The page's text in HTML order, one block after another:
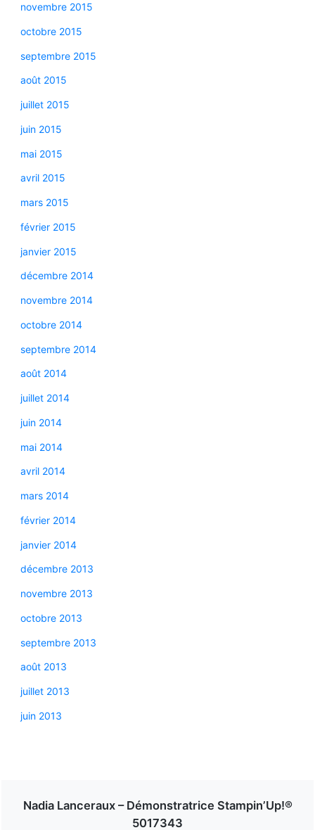
novembre 2015
octobre 2015
septembre 2015
août 2015
juillet 2015
juin 2015
mai 2015
avril 2015
mars 2015
février 2015
janvier 2015
décembre 2014
novembre 2014
octobre 2014
septembre 2014
août 2014
juillet 2014
juin 2014
mai 2014
avril 2014
mars 2014
février 2014
janvier 2014
décembre 2013
novembre 2013
octobre 2013
septembre 2013
août 2013
juillet 2013
juin 2013
Nadia Lanceraux – Démonstratrice Stampin’Up!®
5017343